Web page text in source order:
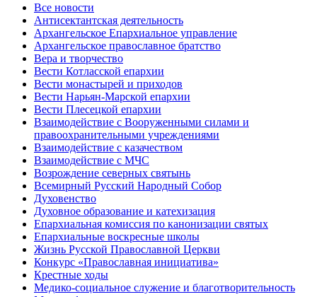
Все новости
Антисектантская деятельность
Архангельское Епархиальное управление
Архангельское православное братство
Вера и творчество
Вести Котласской епархии
Вести монастырей и приходов
Вести Нарьян-Марской епархии
Вести Плесецкой епархии
Взаимодействие с Вооруженными силами и
правоохранительными учреждениями
Взаимодействие с казачеством
Взаимодействие с МЧС
Возрождение северных святынь
Всемирный Русский Народный Собор
Духовенство
Духовное образование и катехизация
Епархиальная комиссия по канонизации святых
Епархиальные воскресные школы
Жизнь Русской Православной Церкви
Конкурс «Православная инициатива»
Крестные ходы
Медико-социальное служение и благотворительность